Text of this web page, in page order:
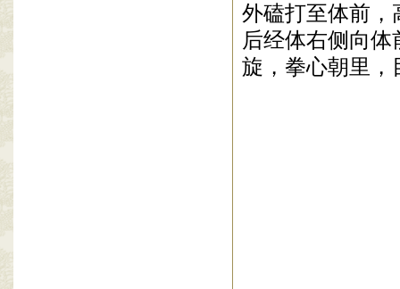
外磕打至体前，
后经体右侧向
旋，拳心朝里，